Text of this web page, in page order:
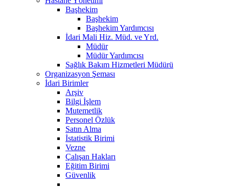
Başhekim
Başhekim
Başhekim Yardımcısı
İdari Mali Hiz. Müd. ve Yrd.
Müdür
Müdür Yardımcısı
Sağlık Bakım Hizmetleri Müdürü
Organizasyon Şeması
İdari Birimler
Arşiv
Bilgi İşlem
Mutemetlik
Personel Özlük
Satın Alma
İstatistik Birimi
Vezne
Çalışan Hakları
Eğitim Birimi
Güvenlik